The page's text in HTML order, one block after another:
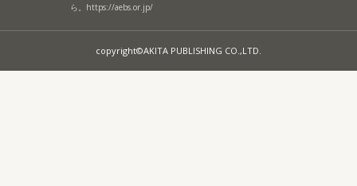
ら。 https://aebs.or.jp/
copyright©AKITA PUBLISHING CO.,LTD.